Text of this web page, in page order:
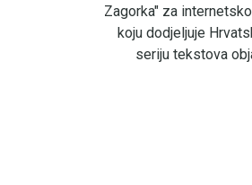
Zagorka" za
koju dodjeljuje
seriju tekstova